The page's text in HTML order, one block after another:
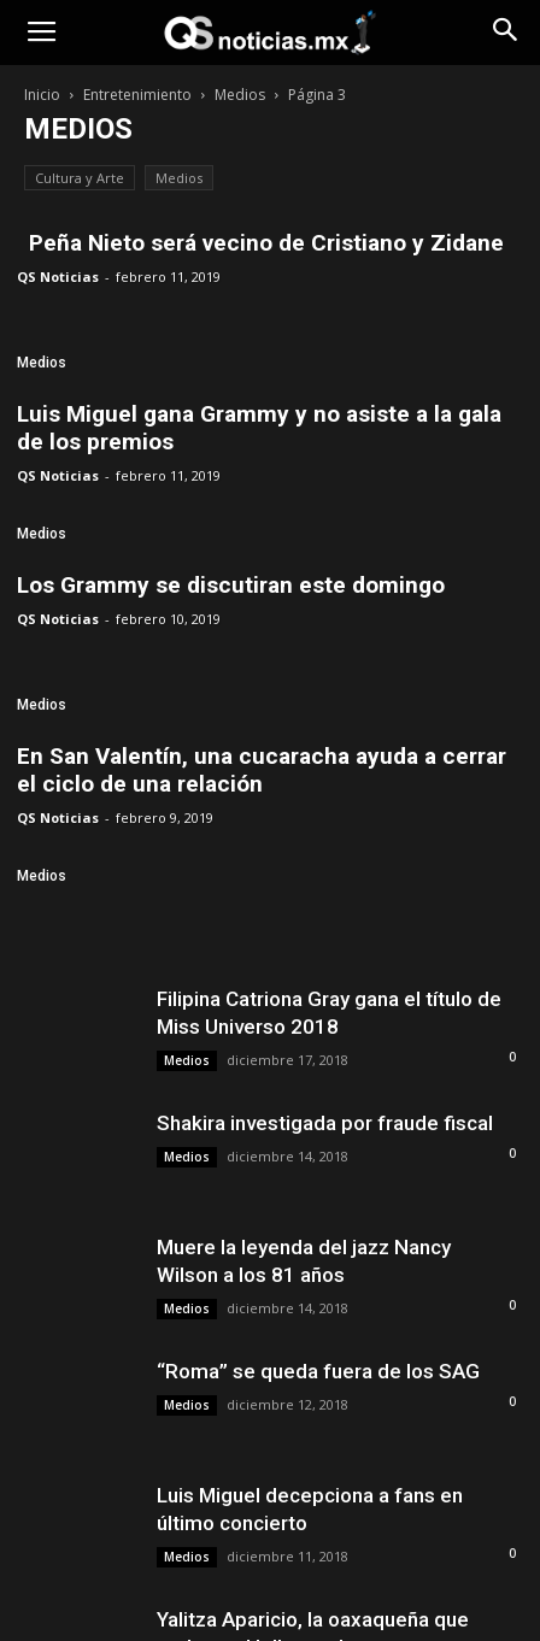
Inicio Entretenimiento Medios Página 3
MEDIOS
Cultura y Arte Medios
Medios
Peña Nieto será vecino de Cristiano y Zidane
QS Noticias - febrero 11, 2019
Medios
Luis Miguel gana Grammy y no asiste a la gala
de los premios
QS Noticias - febrero 11, 2019
Medios
Los Grammy se discutiran este domingo
QS Noticias - febrero 10, 2019
Medios
En San Valentín, una cucaracha ayuda a cerrar
el ciclo de una relación
QS Noticias - febrero 9, 2019
Filipina Catriona Gray gana el título de
Miss Universo 2018
Medios diciembre 17, 2018 0
Shakira investigada por fraude fiscal
Medios diciembre 14, 2018 0
Muere la leyenda del jazz Nancy
Wilson a los 81 años
Medios diciembre 14, 2018 0
“Roma” se queda fuera de los SAG
Medios diciembre 12, 2018 0
Luis Miguel decepciona a fans en
último concierto
Medios diciembre 11, 2018 0
Yalitza Aparicio, la oaxaqueña que